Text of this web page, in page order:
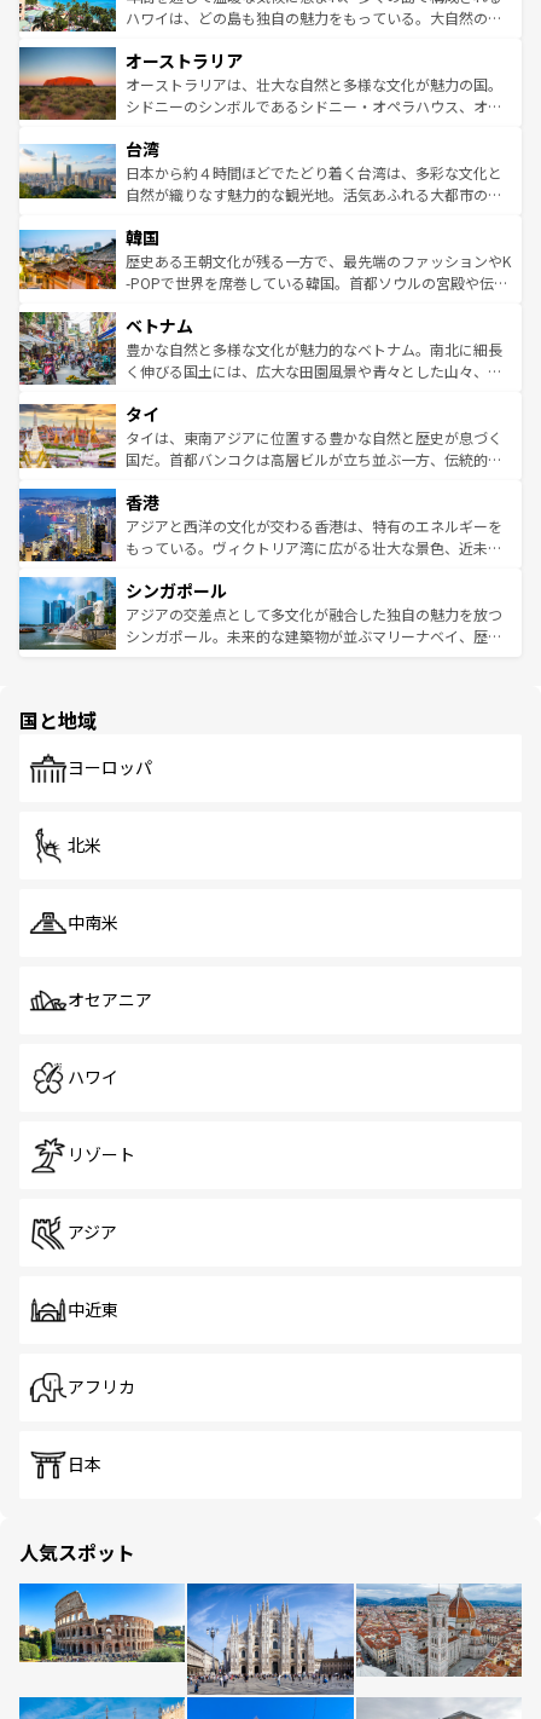
西部には大自然が広がり、グランドキャニオンやイエロー
部のニューオーリンズでは、音楽と美食が融合した独特の
文化が魅力。旅行者はアメリカの各地域で異なる魅力を楽
しみながら、その多様性と豊かな歴史を感じることができ
ならではの贅沢な旅のスタイルだ。 なお、新着のアメリカ
情報はコンテンツ一覧を参照してほしい。
ハワイは、どの島も独自の魅力をもっている。大自然の神
ワイ島は見逃せない。また、定番の観光地といえばオアフ
島だが、静かな自然を求めるならマウイ島やカウアイ島が
おすすめ。エメラルドグリーンに輝く海をはじめ、豊かな
れるおもてなしの心で訪れる人々を迎えてくれるハワイの
人々、おいしいローカルフードやハワイアンミュージッ
ク、伝統的なフラダンスなど、すべてがハワイの魅力を彩
ワイを、存分に味わってほしい。 なお、新着のハワイ情報
はコンテンツ一覧を参照してほしい。
オーストラリア
オーストラリアは、壮大な自然と多様な文化が魅力の国。
シドニーのシンボルであるシドニー・オペラハウス、オー
リアリーフや大陸中央部にそびえるウルル（エアーズロッ
ク）、タスマニアの美しい原生林やケアンズの熱帯雨林な
ど、見どころがたくさん。また、カフェやワイン、オージ
いる。アクティビティも充実しており、サーフィンやダイ
ビング、ハイキングなど、アウトドア好きにはたまらな
い。オーストラリアの多彩な魅力を存分に味わいつくそ
参照してほしい。
台湾
日本から約４時間ほどでたどり着く台湾は、多彩な文化と
自然が織りなす魅力的な観光地。活気あふれる大都市の台
ン）、静ひつな山岳地帯である台湾東部など、都市の喧騒
と山間の静けさが共存しており、訪れる人に新しい発見と
驚きをもたらしてくれる。また、奥深い台湾の食文化も魅
容にもいいと評判のスイーツなど、バラエティ豊かな料理
が味わえる。 なお、新着の台湾情報は コンテンツ一覧を参
照してほしい。
韓国
歴史ある王朝文化が残る一方で、最先端のファッションやK
-POPで世界を席巻している韓国。首都ソウルの宮殿や伝統
き、地方に足を延ばせば四季折々の自然美を楽しむことが
できる。そして、キムチや焼肉、絶品のストリートフード
まで、さまざまな韓国料理が待っている。夜には、韓国な
リティに包まれながら、韓国の多彩な魅力を心ゆくまで味
わってみてほしい。 なお、新着の韓国情報はコンテンツ一
覧を参照してほしい。
ベトナム
豊かな自然と多様な文化が魅力的なベトナム。南北に細長
く伸びる国土には、広大な田園風景や青々とした山々、世
急速な発展と共に伝統が息づく。ハノイの古い町並みやホ
ーチミン市のフランス統治時代の建物も、独特の雰囲気を
醸し出している。また、バラエティの豊かさとおいしさで
とつ。フォーやバインミー、ベトナムコーヒーなどは、ぜ
ひ現地で味わいたい。どの地域を訪れてもあたたかい人々
が旅行者を迎えてくれるので、きっと忘れられない旅にな
参照してほしい。
タイ
タイは、東南アジアに位置する豊かな自然と歴史が息づく
国だ。首都バンコクは高層ビルが立ち並ぶ一方、伝統的な
の活気が交差している。北部ではチェンマイなどの山岳地
帯で自然と触れ合い、南部ではプーケットやクラビの美し
いビーチでリゾート気分を楽しむことができる。タイ料理
激する。気候は一年中温暖で、どの季節にも異なる楽しみ
が待っている。親しみやすいタイの人々、仏教を中心とし
た文化、そして多様な観光資源が、訪れる旅人を魅了し続
香港
アジアと西洋の文化が交わる香港は、特有のエネルギーを
もっている。ヴィクトリア湾に広がる壮大な景色、近未来
み、どこを訪れても感動するはず。観光スポットが密集し
ており、効率よく見どころを回れるのも魅力。息をのむよ
うな絶景から文化的な体験まで、香港を存分に楽しみ尽く
シンガポール
アジアの交差点として多文化が融合した独自の魅力を放つ
シンガポール。未来的な建築物が並ぶマリーナベイ、歴史
で、ホーカーズは地元の風情を楽しめる外せないスポット
国と地域
ヨーロッパ
北米
中南米
オセアニア
ハワイ
リゾート
アジア
中近東
アフリカ
日本
人気スポット